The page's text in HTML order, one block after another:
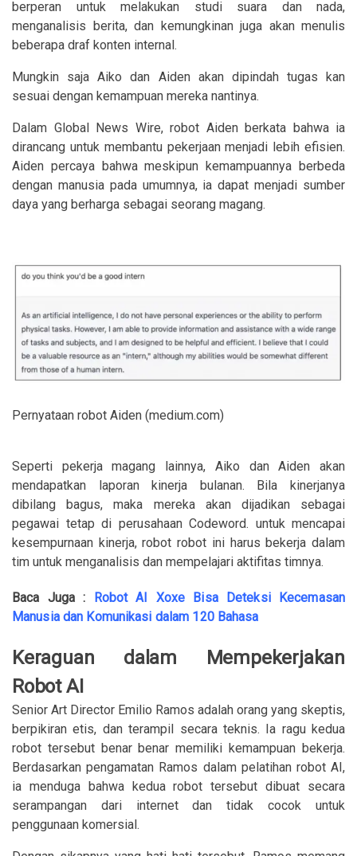
berperan untuk melakukan studi suara dan nada,
menganalisis berita, dan kemungkinan juga akan menulis
beberapa draf konten internal.
Mungkin saja Aiko dan Aiden akan dipindah tugas kan
sesuai dengan kemampuan mereka nantinya.
Dalam Global News Wire, robot Aiden berkata bahwa ia
dirancang untuk membantu pekerjaan menjadi lebih efisien.
Aiden percaya bahwa meskipun kemampuannya berbeda
dengan manusia pada umumnya, ia dapat menjadi sumber
daya yang berharga sebagai seorang magang.
Pernyataan robot Aiden (medium.com)
Seperti pekerja magang lainnya, Aiko dan Aiden akan
mendapatkan laporan kinerja bulanan. Bila kinerjanya
dibilang bagus, maka mereka akan dijadikan sebagai
pegawai tetap di perusahaan Codeword. untuk mencapai
kesempurnaan kinerja, robot robot ini harus bekerja dalam
tim untuk menganalisis dan mempelajari aktifitas timnya.
Baca Juga :
Robot AI Xoxe Bisa Deteksi Kecemasan
Manusia dan Komunikasi dalam 120 Bahasa
Keraguan dalam Mempekerjakan
Robot AI
Senior Art Director Emilio Ramos adalah orang yang skeptis,
berpikiran etis, dan terampil secara teknis. Ia ragu kedua
robot tersebut benar benar memiliki kemampuan bekerja.
Berdasarkan pengamatan Ramos dalam pelatihan robot AI,
ia menduga bahwa kedua robot tersebut dibuat secara
serampangan dari internet dan tidak cocok untuk
penggunaan komersial.